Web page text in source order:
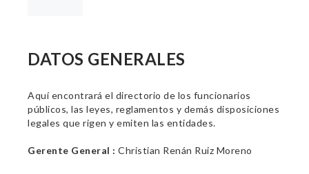
DATOS GENERALES
Aquí encontrará el directorio de los funcionarios
públicos, las leyes, reglamentos y demás disposiciones
legales que rigen y emiten las entidades.
Gerente General : Christian Renán Ruiz Moreno